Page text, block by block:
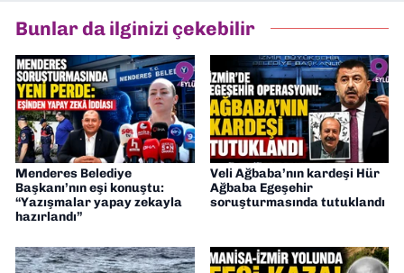
Bunlar da ilginizi çekebilir
Menderes Belediye
Başkanı’nın eşi konuştu:
“Yazışmalar yapay zekayla
hazırlandı”
Veli Ağbaba’nın kardeşi Hür
Ağbaba Egeşehir
soruşturmasında tutuklandı